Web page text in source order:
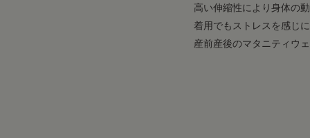
高い伸縮性により身体の
着用でもストレスを感じ
産前産後のマタニティウ